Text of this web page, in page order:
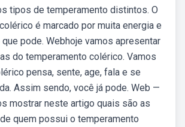
tipos de temperamento distintos. O
é marcado por muita energia e
pode. Webhoje vamos apresentar
do temperamento colérico. Vamos
pensa, sente, age, fala e se
Assim sendo, você já pode. Web —
mostrar neste artigo quais são as
quem possui o temperamento